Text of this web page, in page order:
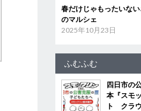
春だけじゃもったいな
のマルシェ
2025年10月23日
ふむふむ
四日市の
本『スモ
ト クラ